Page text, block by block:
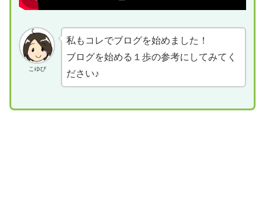
こゆび
私もコレでブログを始めました！
ブログを始める１歩の参考にしてみてく
ださい♪